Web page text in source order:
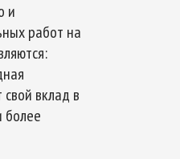
и
работ на
вклад в
более